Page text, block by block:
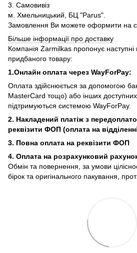
3. Самовивіз
м. Хмельницький, БЦ "Parus".
Замовлення Ви можете оформити на
Більше інформації про доставку
Компанія Zarmilkas пропонує
придбаного товару:
1.Онлайн оплата через WayForPay:
Оплата здійснюється за допомогою
MasterCard тощо) або інших
підтримуються системою WayForPay.
2. Накладений платіж з
реквізити ФОП (оплата на
3. Повна оплата на реквізити ФОП
4. Оплата на розрахунковий рахунок
Обмін та повернення, за умови
бірок та оригінального пакування,